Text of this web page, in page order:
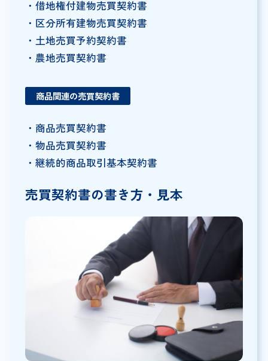
・借地権付建物売買契約書
・区分所有建物売買契約書
・土地売買予約契約書
・農地売買契約書
商品関連の売買契約書
・商品売買契約書
・物品売買契約書
・継続的商品取引基本契約書
売買契約書の書き方・見本